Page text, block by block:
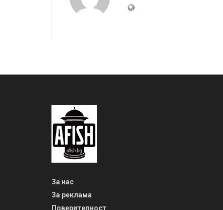
За нас
За реклама
Поверителност